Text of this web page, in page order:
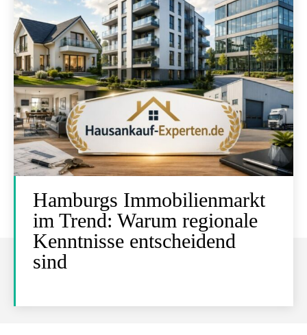
Hamburgs Immobilienmarkt
im Trend: Warum regionale
Kenntnisse entscheidend
sind